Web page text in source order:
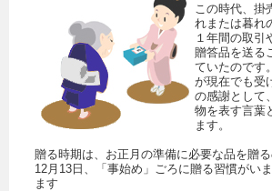
この時代、掛
れまたは暮れ
１年間の取引
贈答品を送る
ていたのです
が現在でも受
の感謝として
物を表す言葉
ます。
贈る時期は、お正月の準備に必要な品を贈
12月13日、「事始め」ごろに贈る習慣がい
ます